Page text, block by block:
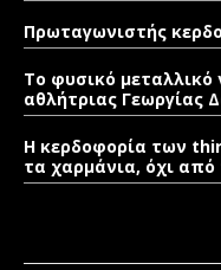
Πρωταγωνιστής
Το φυσικό μεταλλικό
αθλήτριας Γεωργίας
Η κερδοφορία των
τα χαρμάνια, όχι από